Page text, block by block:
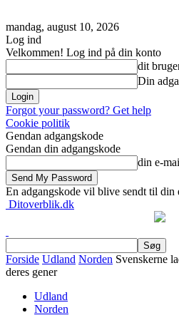
mandag, august 10, 2026
Log ind
Velkommen! Log ind på din konto
dit
Din
Forgot your password? Get help
Cookie politik
Gendan adgangskode
Gendan din adgangskode
din e-
En adgangskode vil blive sendt til din
Ditoverblik.dk
Forside Udland Norden Svenskerne
deres gener
Udland
Norden